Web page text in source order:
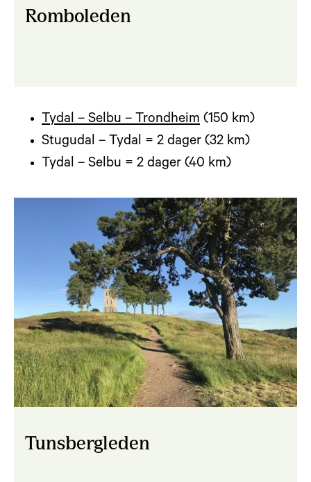
Romboleden
Tydal – Selbu – Trondheim (150 km)
Stugudal – Tydal = 2 dager (32 km)
Tydal – Selbu = 2 dager (40 km)
Tunsbergleden